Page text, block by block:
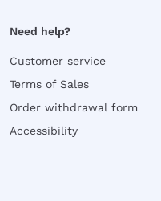
Need help?
Customer service
Terms of Sales
Order withdrawal form
Accessibility